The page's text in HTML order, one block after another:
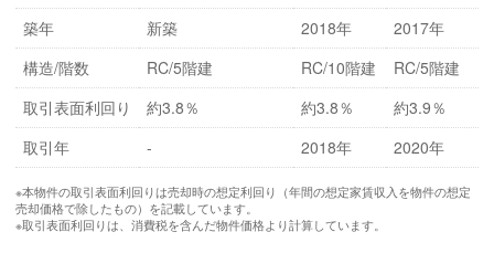
築年
新築 2018年 2017年
構造/階数
RC/5階建 RC/10階建 RC/5階建
取引表面利回り
約3.8％ 約3.8％ 約3.9％
取引年
- 2018年 2020年
※本物件の取引表面利回りは売却時の想定利回り（年間の想定家賃収入を物件の想定
売却価格で除したもの）を記載しています。
※取引表面利回りは、消費税を含んだ物件価格より計算しています。